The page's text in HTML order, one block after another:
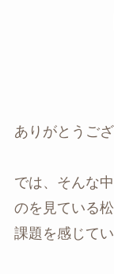
ありがとうござ
では、そんな
のを見ている
課題を感じて